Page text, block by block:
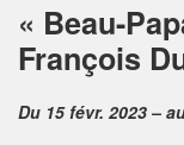
« Beau-
François
Du 15 févr. 2023 –